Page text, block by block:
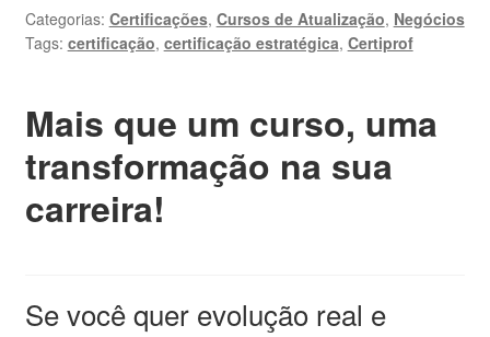
Cliente
-
Atualização
quantidade
Categorias: Certificações, Cursos de Atualização, Negócios
Tags: certificação, certificação estratégica, Certiprof
Mais que um curso, uma
transformação na sua
carreira!
Se você quer evolução real e